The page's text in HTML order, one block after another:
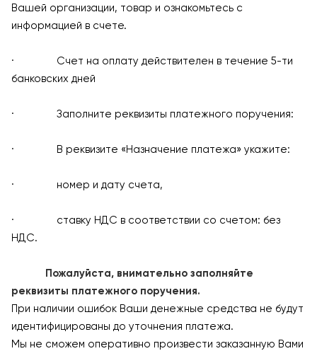
Вашей организации, товар и ознакомьтесь с
информацией в счете.
· Счет на оплату действителен в течение 5-ти
банковских дней
· Заполните реквизиты платежного поручения:
· В реквизите «Назначение платежа» укажите:
· номер и дату счета,
· ставку НДС в соответствии со счетом: без
НДС.
Пожалуйста, внимательно заполняйте
реквизиты платежного поручения.
При наличии ошибок Ваши денежные средства не будут
идентифицированы до уточнения платежа.
Мы не сможем оперативно произвести заказанную Вами